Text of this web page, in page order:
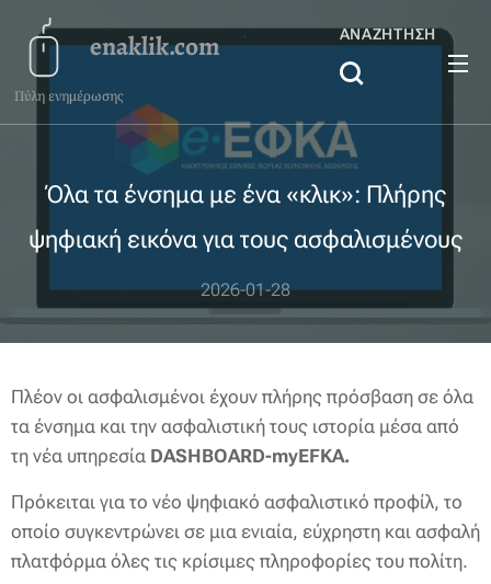
enaklik.com
Πύλη ενημέρωσης
ΑΝΑΖΉΤΗΣΗ
Όλα τα ένσημα με ένα «κλικ»: Πλήρης
ψηφιακή εικόνα για τους ασφαλισμένους
2026-01-28
Πλέον οι ασφαλισμένοι έχουν πλήρης πρόσβαση σε όλα
τα ένσημα και την ασφαλιστική τους ιστορία μέσα από
τη νέα υπηρεσία DASHBOARD-myEFKA.
Πρόκειται για το νέο ψηφιακό ασφαλιστικό προφίλ, το
οποίο συγκεντρώνει σε μια ενιαία, εύχρηστη και ασφαλή
πλατφόρμα όλες τις κρίσιμες πληροφορίες του πολίτη.